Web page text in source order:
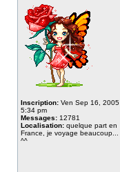
Inscription: Ven Sep 16, 2005
5:34 pm
Messages: 12781
Localisation: quelque part en
France, je voyage beaucoup...
^^